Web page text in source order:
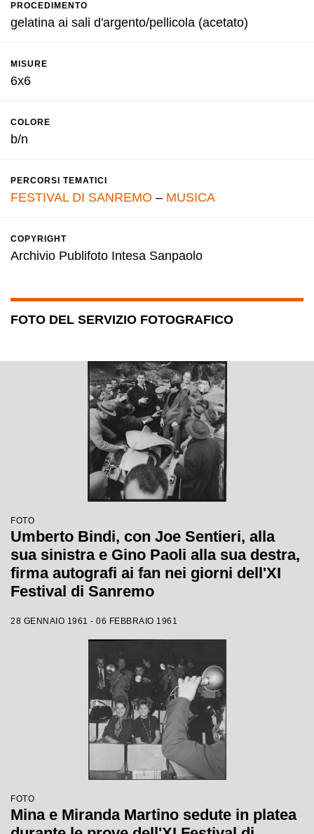
PROCEDIMENTO
gelatina ai sali d'argento/pellicola (acetato)
MISURE
6x6
COLORE
b/n
PERCORSI TEMATICI
FESTIVAL DI SANREMO – MUSICA
COPYRIGHT
Archivio Publifoto Intesa Sanpaolo
FOTO DEL SERVIZIO FOTOGRAFICO
FOTO
Umberto Bindi, con Joe Sentieri, alla
sua sinistra e Gino Paoli alla sua destra,
firma autografi ai fan nei giorni dell'XI
Festival di Sanremo
28 GENNAIO 1961 - 06 FEBBRAIO 1961
FOTO
Mina e Miranda Martino sedute in platea